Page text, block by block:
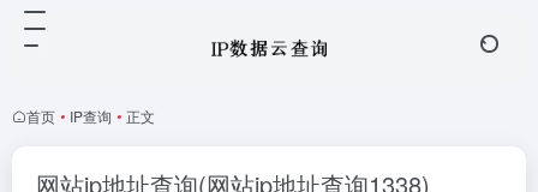
首页 • IP查询 • 正文
网站ip地址查询(网站ip地址查询1338)